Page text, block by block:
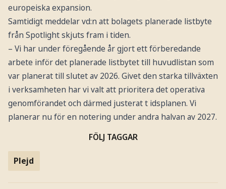
europeiska expansion.
Samtidigt meddelar vd:n att bolagets planerade listbyte
från Spotlight skjuts fram i tiden.
– Vi har under föregående år gjort ett förberedande
arbete inför det planerade listbytet till huvudlistan som
var planerat till slutet av 2026. Givet den starka tillväxten
i verksamheten har vi valt att prioritera det operativa
genomförandet och därmed justerat t idsplanen. Vi
planerar nu för en notering under andra halvan av 2027.
FÖLJ TAGGAR
Plejd